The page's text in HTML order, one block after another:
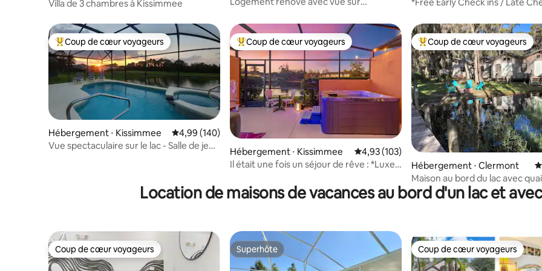
Villa de 3 chambres à Kissimmee
Coups de cœur voyageurs les plus appréciés
Coup de cœur voyageurs
Hébergement ⋅ Kissimmee Évaluation moyenne sur la base de 140 commentaires : 4,99 sur 5
4,99 (140)
Vue spectaculaire sur le lac - Salle de jeux
Coups de cœur voyageurs les plus appréciés
Coup de cœur voyageurs
Hébergement ⋅ Kissimmee Évaluation moyenne sur la base de 103
4,93 (103)
Il était une fois un séjour de rêve : *Luxe
Coups de cœur voyageurs les
Coup de cœur voyageurs
Hébergement ⋅ Clermont
Maison au bord du lac avec
privé sur le lac Louisa
Location de maisons de vacances au bord d'un lac et
Coup de cœur voyageurs
Coup de cœur voyageurs Superhôte
Superhôte Coup de cœur voyageurs
Coup de cœur voyageurs